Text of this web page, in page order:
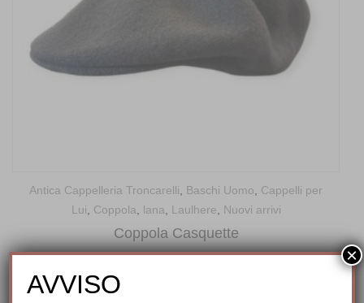
Antica Cappelleria Troncarelli Baschi Uomo
Cappelli per
Lui
Coppola lana Laulhere Nuovi arrivi
Coppola Casquette
79,00€
AVVISO
×